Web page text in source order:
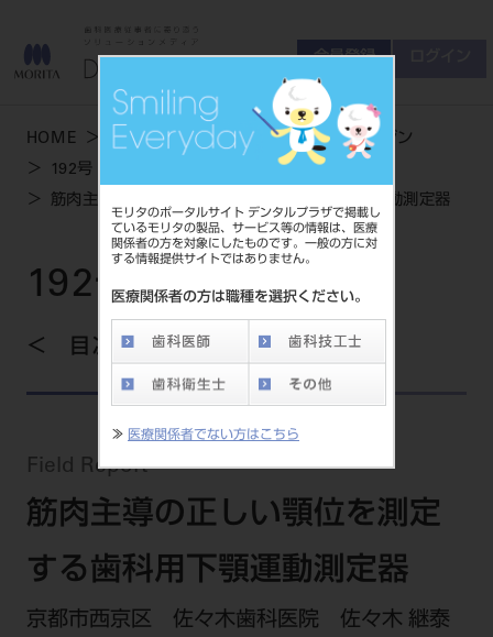
モリタのポータルサイト デンタルプラザで掲載し
ているモリタの製品、サービス等の情報は、医療
関係者の方を対象にしたものです。一般の方に対
する情報提供サイトではありません。
医療関係者の方は職種を選択ください。
≫ 医療関係者でない方はこちら
会員登録
HOME 学術・お役立ち情報
デンタルマガジン
192号 SPRING
筋肉主導の正しい顎位を測定する歯科用下顎運動測定器
192号 SPRING
目次を見る
Field Report
筋肉主導の正しい顎位を測定
する歯科用下顎運動測定器
京都市西京区 佐々木歯科医院 佐々木 継泰
お問い合わせ
商品について
セミナーについて
友の会について
ご開業について
会員登録 ログイン
MORITA With
製品情報
製品情報トップ
製品カテゴリ
チェア・ユニット
X線撮影装置・器具関連
レーザー装置関連
お客様相談センター
製品サポート情報
製品から探す
セミナー・イベント
全てのセミナー・イベント
歯科医師
開業支援
One to One Club